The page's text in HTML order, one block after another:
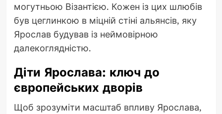
могутньою Візантією. Кожен із цих шлюбів
був цеглинкою в міцній стіні альянсів, яку
Ярослав будував із неймовірною
далекоглядністю.
Діти Ярослава: ключ до
європейських дворів
Щоб зрозуміти масштаб впливу Ярослава,